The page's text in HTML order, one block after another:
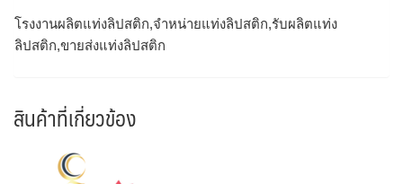
โรงงานผลิตแท่งลิปสติก,จำหน่ายแท่งลิปสติก,รับผลิตแท่ง
ลิปสติก,ขายส่งแท่งลิปสติก
สินค้าที่เกี่ยวข้อง